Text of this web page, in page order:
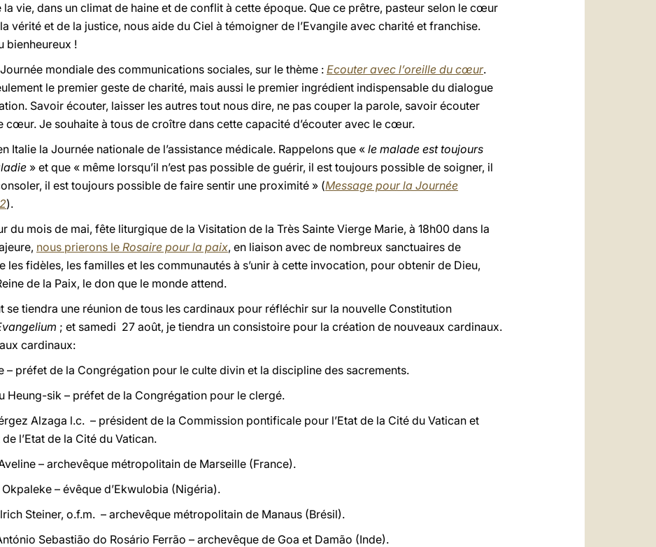
vie, dans un climat de haine et de conflit à cette époque. Que ce prêtre, pasteur selon le cœur
vérité et de la justice, nous aide du Ciel à témoigner de l’Evangile avec charité et franchise.
bienheureux !
mondiale des communications sociales, sur le thème : Ecouter avec l’oreille du cœur.
le premier geste de charité, mais aussi le premier ingrédient indispensable du dialogue
Savoir écouter, laisser les autres tout nous dire, ne pas couper la parole, savoir écouter
cœur. Je souhaite à tous de croître dans cette capacité d’écouter avec le cœur.
Italie la Journée nationale de l’assistance médicale. Rappelons que « le malade est toujours
» et que « même lorsqu’il n’est pas possible de guérir, il est toujours possible de soigner, il
il est toujours possible de faire sentir une proximité » (Message pour la Journée
).
du mois de mai, fête liturgique de la Visitation de la Très Sainte Vierge Marie, à 18h00 dans la
nous prierons le Rosaire pour la paix, en liaison avec de nombreux sanctuaires de
les fidèles, les familles et les communautés à s’unir à cette invocation, pour obtenir de Dieu,
de la Paix, le don que le monde attend.
tiendra une réunion de tous les cardinaux pour réfléchir sur la nouvelle Constitution
; et samedi 27 août, je tiendra un consistoire pour la création de nouveaux cardinaux.
cardinaux:
– préfet de la Congrégation pour le culte divin et la discipline des sacrements.
Heung-sik – préfet de la Congrégation pour le clergé.
Alzaga l.c. – président de la Commission pontificale pour l’Etat de la Cité du Vatican et
l’Etat de la Cité du Vatican.
– archevêque métropolitain de Marseille (France).
– évêque d’Ekwulobia (Nigéria).
Steiner, o.f.m. – archevêque métropolitain de Manaus (Brésil).
Sebastião do Rosário Ferrão – archevêque de Goa et Damão (Inde).